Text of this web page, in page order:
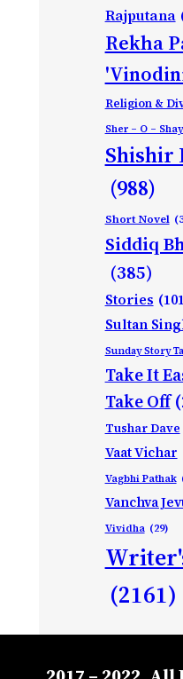
Rajputana
Rekha
Religion &
Sher – O –
Shishir
(988)
Short Novel
Siddiq
(385)
Stories
Sultan
Sunday Story
Take It
Take Off
Tushar Dave
Vaat Vichar
Vagbhi Pathak
Vanchva
Vividha (29)
(2161)